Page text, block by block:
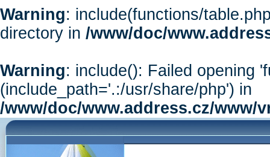
Warning: include(functions/
directory in /www/doc/
Warning: include(): Failed opening
(include_path='.:/usr/share/php') in
/www/doc/www.address.cz/www/